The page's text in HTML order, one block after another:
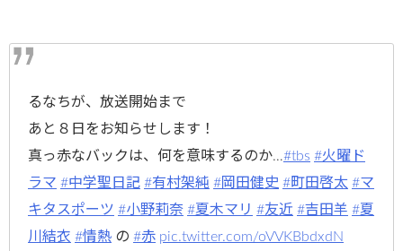
るなちが、放送開始まで
あと８日をお知らせします！
真っ赤なバックは、何を意味するのか…#tbs #火曜ド
ラマ #中学聖日記 #有村架純 #岡田健史 #町田啓太 #マ
キタスポーツ #小野莉奈 #夏木マリ #友近 #吉田羊 #夏
川結衣 #情熱 の #赤 pic.twitter.com/oVVKBbdxdN